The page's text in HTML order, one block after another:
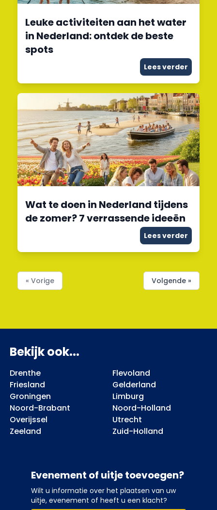
Leuke activiteiten aan het water
in Nederland: ontdek de beste
spots
Lees verder
Wat te doen in Nederland tijdens
de zomer? 7 verrassende ideeën
Lees verder
« Vorige Volgende »
Bekijk ook...
Drenthe
Flevoland
Friesland
Gelderland
Groningen
Limburg
Noord-Brabant
Noord-Holland
Overijssel
Utrecht
Zeeland
Zuid-Holland
Evenement of uitje toevoegen?
Wilt u informatie over het plaatsen van uw
uitje, evenement of heeft u een klacht?